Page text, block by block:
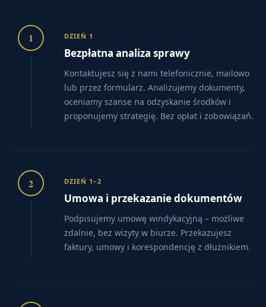
1 DZIEŃ 1
Bezpłatna analiza sprawy
Kontaktujesz się z nami telefonicznie, mailowo
lub przez formularz. Analizujemy dokumenty,
oceniamy szanse na odzyskanie środków i
proponujemy strategię. Bez opłat i zobowiązań.
2 DZIEŃ 1–2
Umowa i przekazanie dokumentów
Podpisujemy umowę windykacyjną – możliwe
zdalnie, bez wizyty w biurze. Przekazujesz
faktury, umowy i korespondencję z dłużnikiem.